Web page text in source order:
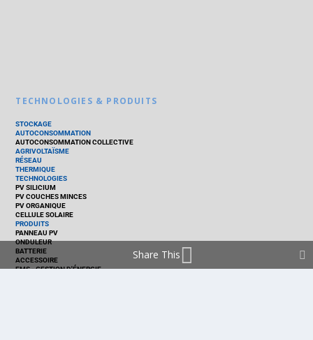
TECHNOLOGIES & PRODUITS
STOCKAGE
AUTOCONSOMMATION
AUTOCONSOMMATION COLLECTIVE
AGRIVOLTAÏSME
RÉSEAU
THERMIQUE
TECHNOLOGIES
PV SILICIUM
PV COUCHES MINCES
PV ORGANIQUE
CELLULE SOLAIRE
PRODUITS
PANNEAU PV
ONDULEUR
BATTERIE
ACCESSOIRE
EMS - GESTION D'ÉNERGIE
Share This